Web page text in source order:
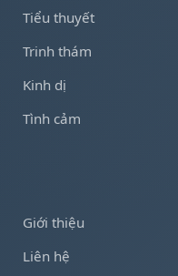
Tiểu thuyết
Trinh thám
Kinh dị
Tình cảm
Giới thiệu
Liên hệ